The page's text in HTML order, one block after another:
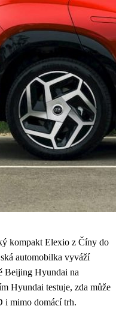
kompakt Elexio z Číny do
automobilka vyváží
Beijing Hyundai na
Hyundai testuje, zda může
i mimo domácí trh.